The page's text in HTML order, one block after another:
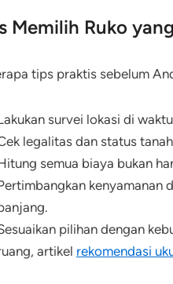
Memilih Ruko
tips praktis sebelum
survei lokasi di
legalitas dan status
semua biaya bukan
kenyamanan
pilihan dengan
artikel rekomendasi